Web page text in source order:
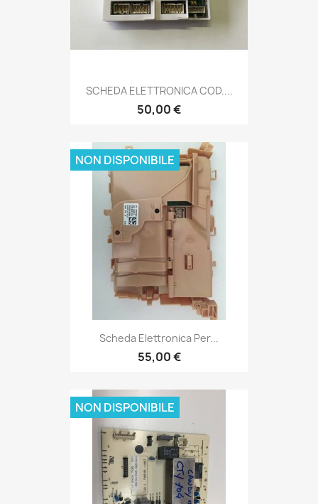
SCHEDA ELETTRONICA COD....
50,00 €
Scheda Elettronica Per...
55,00 €
NON DISPONIBILE
NON DISPONIBILE